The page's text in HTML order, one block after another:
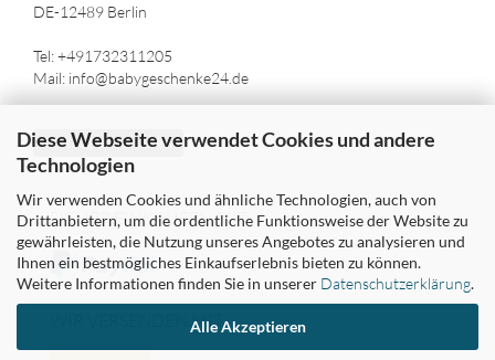
Diese Webseite verwendet Cookies und andere
Technologien
Wir verwenden Cookies und ähnliche Technologien, auch von
Drittanbietern, um die ordentliche Funktionsweise der Website zu
gewährleisten, die Nutzung unseres Angebotes zu analysieren und
Ihnen ein bestmögliches Einkaufserlebnis bieten zu können.
Weitere Informationen finden Sie in unserer Datenschutzerklärung.
Alle Akzeptieren
DE-12489 Berlin
Tel: +491732311205
Mail: info@babygeschenke24.de
Vertrag widerrufen
SICHER EINKAUFEN MIT
WIR VERSENDEN MIT